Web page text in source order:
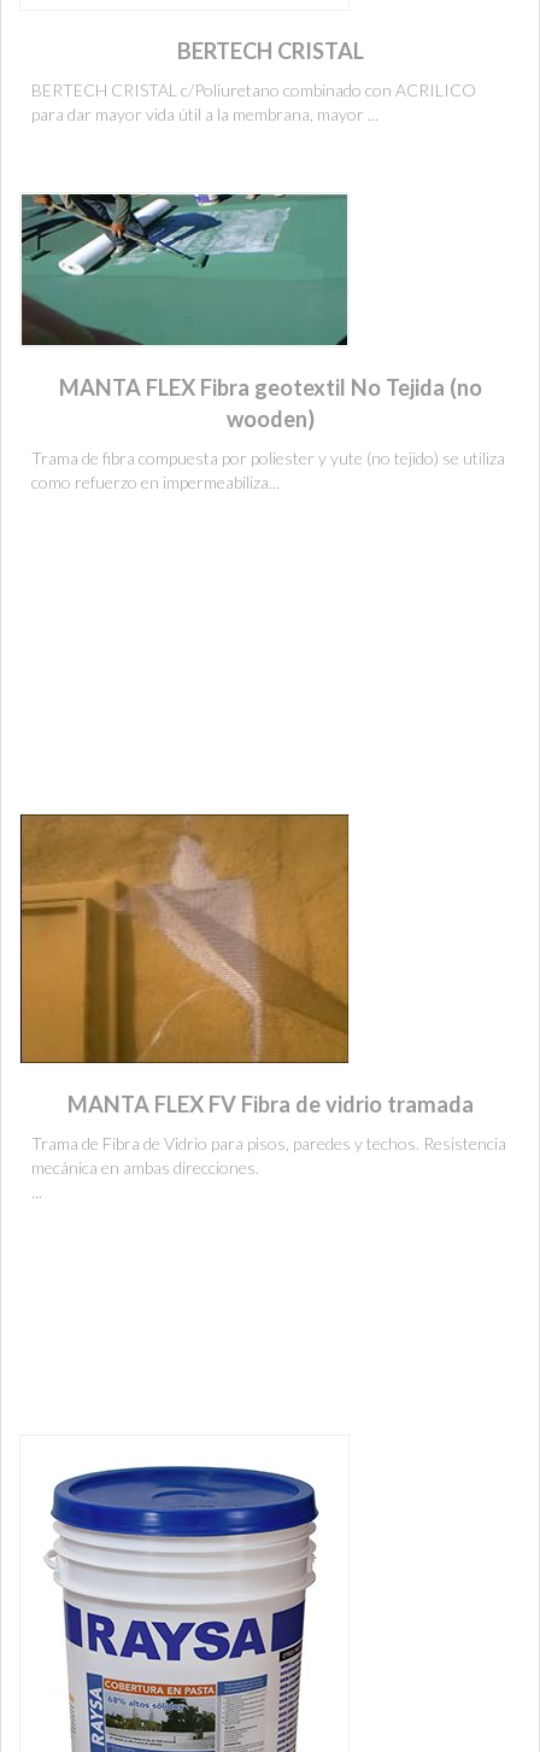
BERTECH CRISTAL
BERTECH CRISTAL c/Poliuretano combinado con ACRILICO
para dar mayor vida útil a la membrana, mayor ...
MANTA FLEX Fibra geotextil No Tejida (no
wooden)
Trama de fibra compuesta por poliester y yute (no tejido) se utiliza
como refuerzo en impermeabiliza...
MANTA FLEX FV Fibra de vidrio tramada
Trama de Fibra de Vidrio para pisos, paredes y techos. Resistencia
mecánica en ambas direcciones.